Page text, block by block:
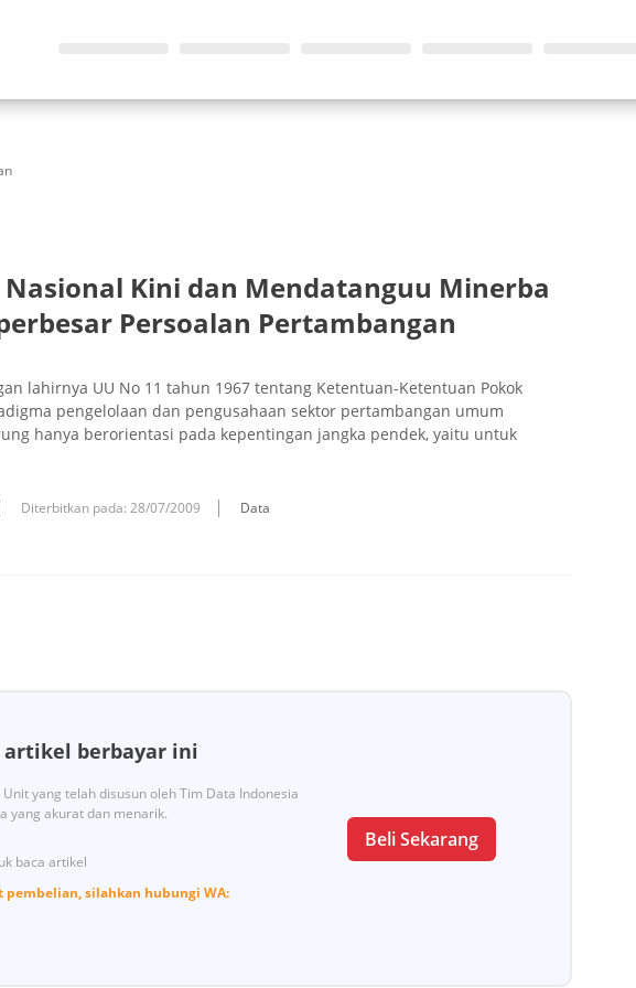
Kini dan Mendatanguu Minerba
Persoalan Pertambangan
lahirnya UU No 11 tahun 1967 tentang Ketentuan-Ketentuan Pokok
pengelolaan dan pengusahaan sektor pertambangan umum
hanya berorientasi pada kepentingan jangka pendek, yaitu untuk
Diterbitkan pada: 28/07/2009 Data
artikel berbayar ini
yang telah disusun oleh Tim Data Indonesia
yang akurat dan menarik.
baca artikel
pembelian, silahkan hubungi WA:
Beli Sekarang